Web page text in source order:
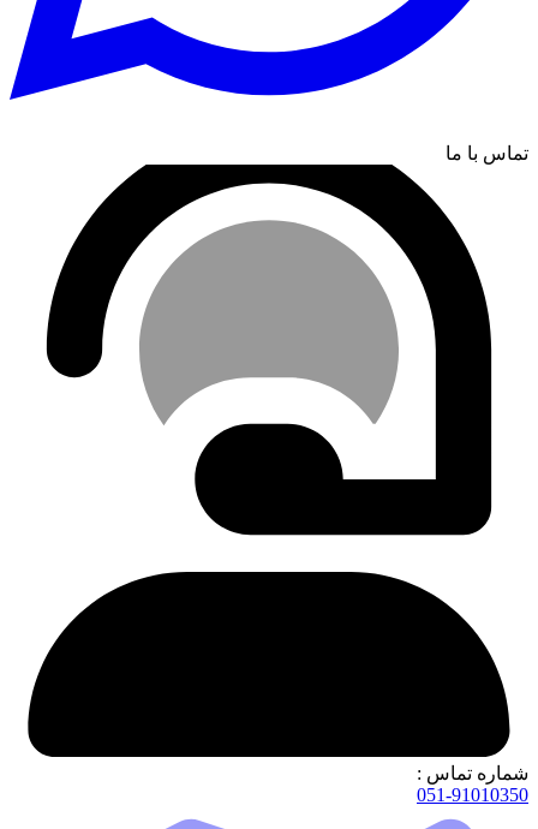
تماس با ما
شماره تماس :
051-91010350